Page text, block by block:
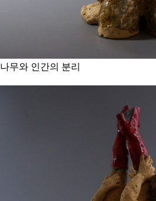
나무와 인간의 분리